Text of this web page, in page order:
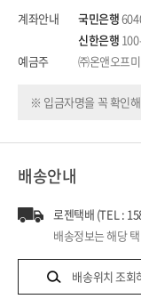
계좌안내 국민은행
신한은행
예금주
㈜온앤오프
※ 입금자명을 꼭 확인
배송안내
로젠택배 (TEL :
배송정보는 해당
배송위치 조회